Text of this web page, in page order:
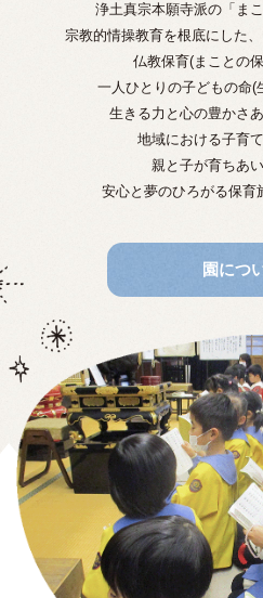
浄土真宗本願寺派の「ま
宗教的情操教育を根底にした
仏教保育(まことの
一人ひとりの子どもの命(
生きる力と心の豊かさ
地域における子育
親と子が育ちあ
安心と夢のひろがる保育
園につ